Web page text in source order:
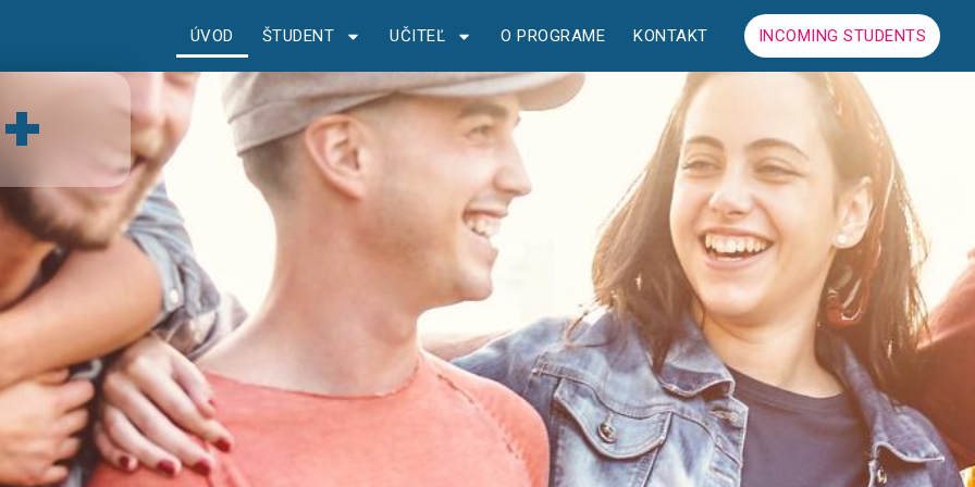
ÚVOD ŠTUDENT UČITEĽ O PROGRAME KONTAKT INCOMING STUDENTS